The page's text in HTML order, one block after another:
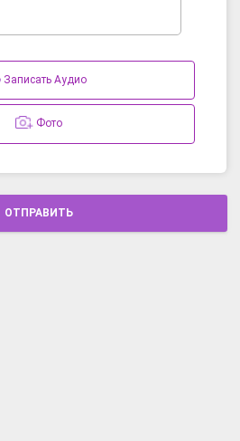
Записать Аудио
Фото
ОТПРАВИТЬ